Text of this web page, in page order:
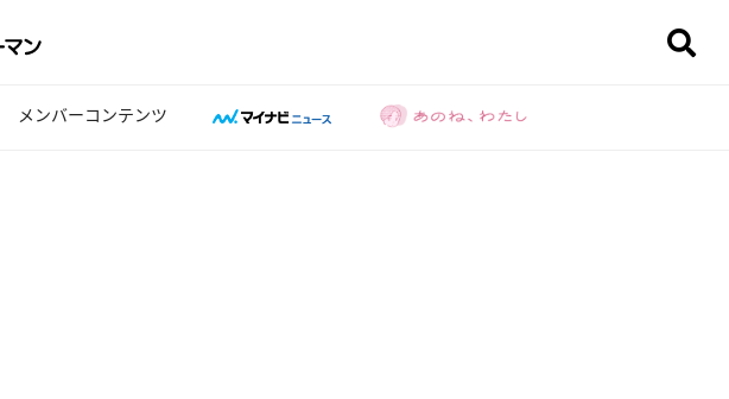
メンバーコンテンツ